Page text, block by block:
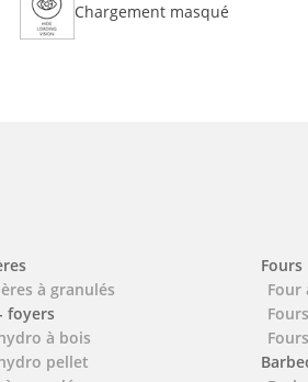
Chargement masqué
à granulés
foyers
à bois
pellet
Fours
Four